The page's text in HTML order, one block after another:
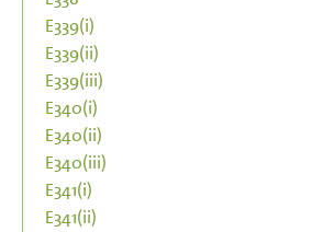
E339(i)
E339(ii)
E339(iii)
E340(i)
E340(ii)
E340(iii)
E341(i)
E341(ii)